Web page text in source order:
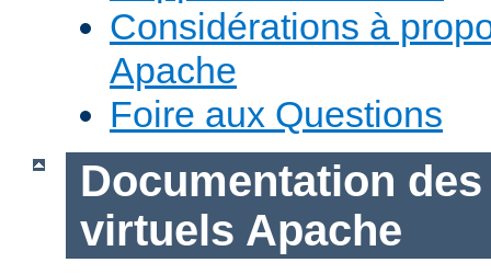
Considérations à
Apache
Foire aux Questions
Documentation
virtuels Apache